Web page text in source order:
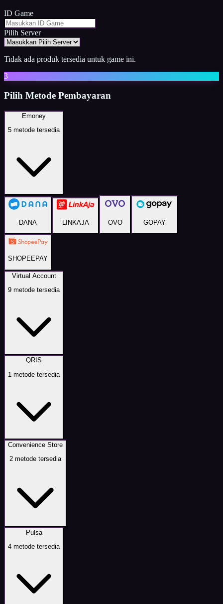
ID Game
Pilih Server
Tidak ada produk tersedia untuk game ini.
3
Pilih Metode Pembayaran
Emoney
5 metode tersedia
DANA LINKAJA OVO GOPAY
SHOPEEPAY
Virtual Account
9 metode tersedia
QRIS
1 metode tersedia
Convenience Store
2 metode tersedia
Pulsa
4 metode tersedia